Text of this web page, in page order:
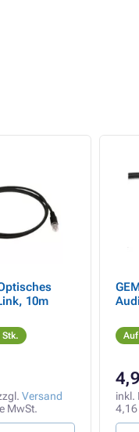
10m
Versand
MwSt.
inkl.
4,16